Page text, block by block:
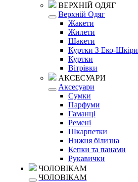
ВЕРХНІЙ ОДЯГ
Верхній Одяг
Жакети
Жилети
Шакети
Куртки З Еко-Шкіри
Куртки
Вітрівки
АКСЕСУАРИ
Аксесуари
Сумки
Парфуми
Гаманці
Ремені
Шкарпетки
Нижня білизна
Кепки та панами
Рукавички
ЧОЛОВІКАМ
ЧОЛОВІКАМ